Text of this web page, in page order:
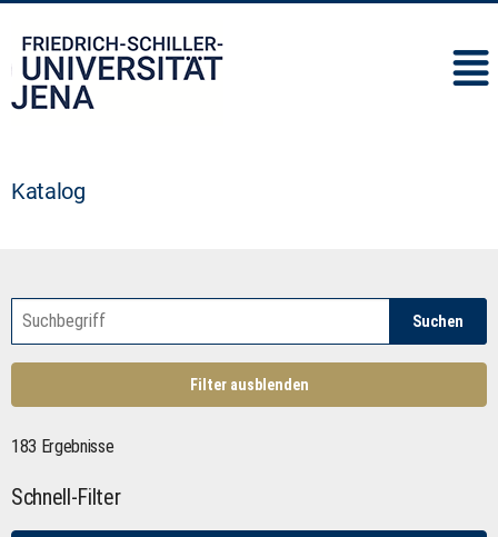
Katalog
Suchen
Filter ausblenden
183 Ergebnisse
Schnell-Filter